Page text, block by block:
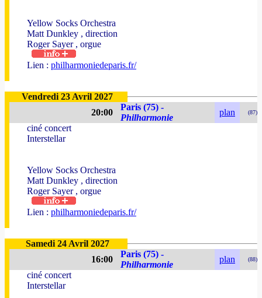
Yellow Socks Orchestra
Matt Dunkley , direction
Roger Sayer , orgue
Lien : philharmoniedeparis.fr/
Vendredi 23 Avril 2027
20:00
Paris (75) -
Philharmonie
plan (87)
ciné concert
Interstellar
Yellow Socks Orchestra
Matt Dunkley , direction
Roger Sayer , orgue
Lien : philharmoniedeparis.fr/
Samedi 24 Avril 2027
16:00
Paris (75) -
Philharmonie
plan (88)
ciné concert
Interstellar